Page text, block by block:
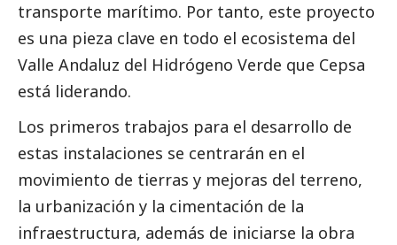
transporte marítimo. Por tanto, este proyecto
es una pieza clave en todo el ecosistema del
Valle Andaluz del Hidrógeno Verde que Cepsa
está liderando.
Los primeros trabajos para el desarrollo de
estas instalaciones se centrarán en el
movimiento de tierras y mejoras del terreno,
la urbanización y la cimentación de la
infraestructura, además de iniciarse la obra